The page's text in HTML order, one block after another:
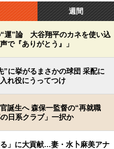
週間
運”論 大谷翔平のカネを使い込
で『ありがとう』」
”に挙がるまさかの球団 采配に
れ役にうってつけ
誕生へ 森保一監督の“再就職
日系クラブ」一択か
」に大貢献…妻・水卜麻美アナ